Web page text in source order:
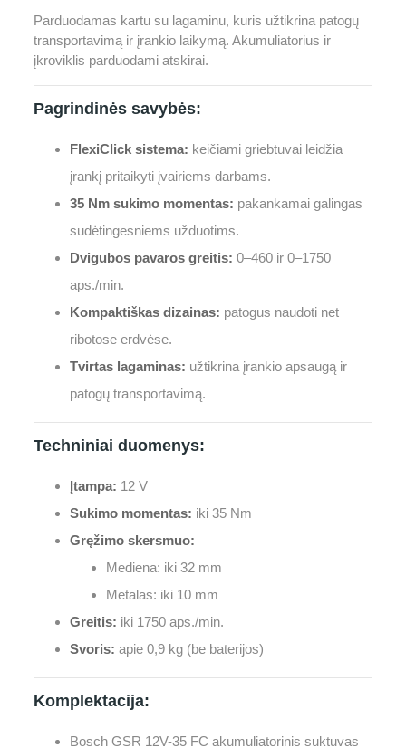
Parduodamas kartu su lagaminu, kuris užtikrina patogų
transportavimą ir įrankio laikymą. Akumuliatorius ir
įkroviklis parduodami atskirai.
Pagrindinės savybės:
FlexiClick sistema: keičiami griebtuvai leidžia
įrankį pritaikyti įvairiems darbams.
35 Nm sukimo momentas: pakankamai galingas
sudėtingesniems užduotims.
Dvigubos pavaros greitis: 0–460 ir 0–1750
aps./min.
Kompaktiškas dizainas: patogus naudoti net
ribotose erdvėse.
Tvirtas lagaminas: užtikrina įrankio apsaugą ir
patogų transportavimą.
Techniniai duomenys:
Įtampa: 12 V
Sukimo momentas: iki 35 Nm
Gręžimo skersmuo:
Mediena: iki 32 mm
Metalas: iki 10 mm
Greitis: iki 1750 aps./min.
Svoris: apie 0,9 kg (be baterijos)
Komplektacija:
Bosch GSR 12V-35 FC akumuliatorinis suktuvas